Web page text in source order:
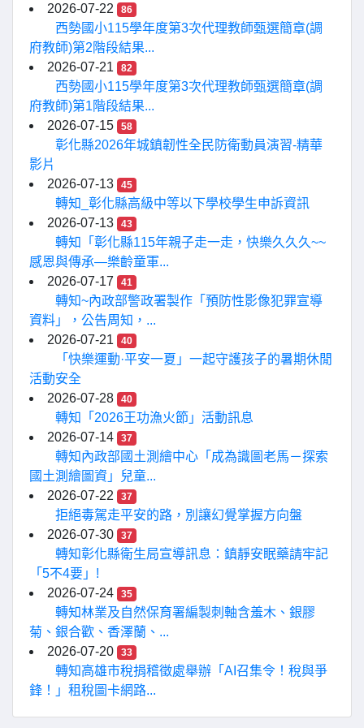
2026-07-22
86
西勢國小115學年度第3次代理教師甄選簡章(調
府教師)第2階段結果...
2026-07-21
82
西勢國小115學年度第3次代理教師甄選簡章(調
府教師)第1階段結果...
2026-07-15
58
彰化縣2026年城鎮韌性全民防衛動員演習-精華
影片
2026-07-13
45
轉知_彰化縣高級中等以下學校學生申訴資訊
2026-07-13
43
轉知「彰化縣115年親子走一走，快樂久久久~~
感恩與傳承—樂齡童軍...
2026-07-17
41
轉知~內政部警政署製作「預防性影像犯罪宣導
資料」，公告周知，...
2026-07-21
40
「快樂運動·平安一夏」一起守護孩子的暑期休閒
活動安全
2026-07-28
40
轉知「2026王功漁火節」活動訊息
2026-07-14
37
轉知內政部國土測繪中心「成為識圖老馬－探索
國土測繪圖資」兒童...
2026-07-22
37
拒絕毒駕走平安的路，別讓幻覺掌握方向盤
2026-07-30
37
轉知彰化縣衛生局宣導訊息：鎮靜安眠藥請牢記
「5不4要」!
2026-07-24
35
轉知林業及自然保育署編製刺軸含羞木、銀膠
菊、銀合歡、香澤蘭、...
2026-07-20
33
轉知高雄市稅捐稽徵處舉辦「AI召集令！稅與爭
鋒！」租稅圖卡網路...